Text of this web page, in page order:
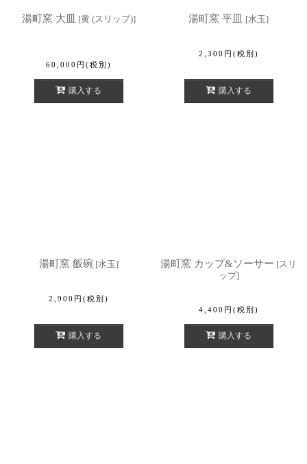
湯町窯 大皿 [黄 (スリップ)]
60,000 円 (税別)
購入する
湯町窯 平皿 [水玉]
2,300 円 (税別)
購入する
湯町窯 飯碗 [水玉]
2,900 円 (税別)
購入する
湯町窯 カップ&ソーサー [スリ
ップ]
4,400 円 (税別)
購入する